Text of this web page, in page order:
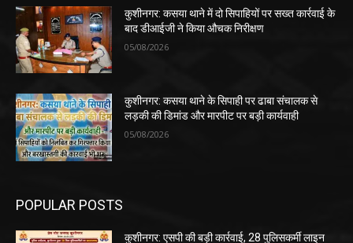
कुशीनगर: कसया थाने में दो सिपाहियों पर सख्त कार्रवाई के
बाद डीआईजी ने किया औचक निरीक्षण
05/08/2026
कुशीनगर: कसया थाने के सिपाही पर ढाबा संचालक से
लड़की की डिमांड और मारपीट पर बड़ी कार्यवाही
05/08/2026
POPULAR POSTS
कुशीनगर: एसपी की बड़ी कार्रवाई, 28 पुलिसकर्मी लाइन